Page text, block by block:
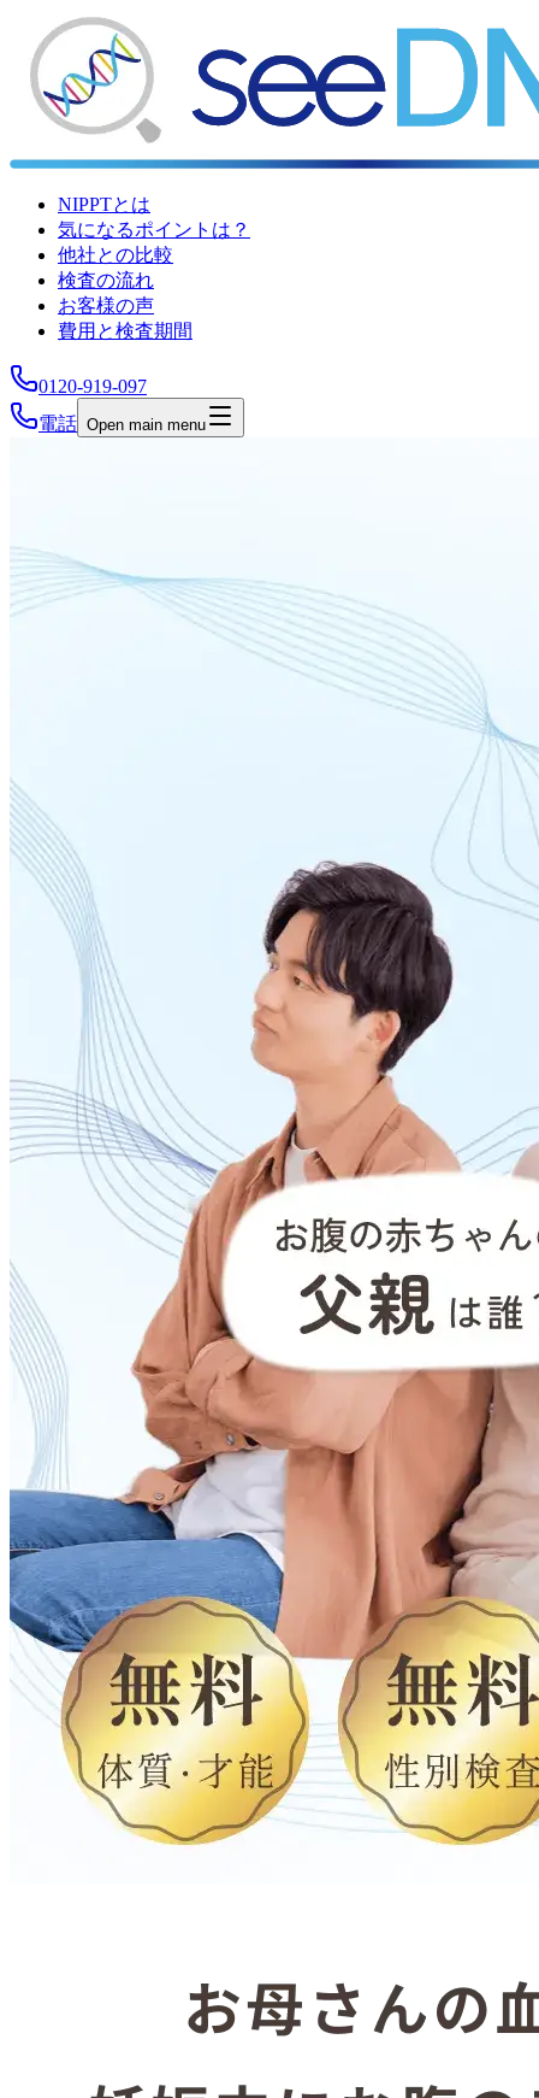
NIPPTとは
気になるポイントは？
他社との比較
検査の流れ
お客様の声
費用と検査期間
0120-919-097
電話 Open main menu